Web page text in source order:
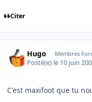
Citer
Hugo Membres
Posté(e) le 10 juin
C'est maxifoot que tu